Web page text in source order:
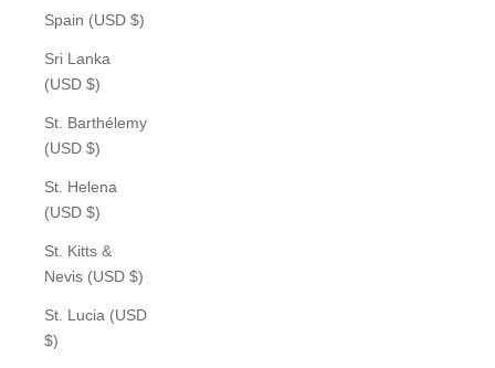
Spain (USD $)
Sri Lanka
(USD $)
St. Barthélemy
(USD $)
St. Helena
(USD $)
St. Kitts &
Nevis (USD $)
St. Lucia (USD
$)